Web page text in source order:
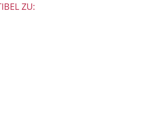
ZU: